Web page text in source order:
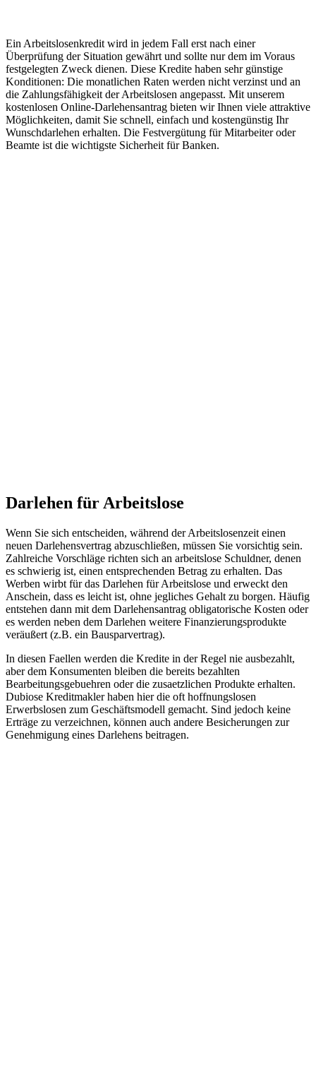
Ein Arbeitslosenkredit wird in jedem Fall erst nach einer
Überprüfung der Situation gewährt und sollte nur dem im Voraus
festgelegten Zweck dienen. Diese Kredite haben sehr günstige
Konditionen: Die monatlichen Raten werden nicht verzinst und an
die Zahlungsfähigkeit der Arbeitslosen angepasst. Mit unserem
kostenlosen Online-Darlehensantrag bieten wir Ihnen viele attraktive
Möglichkeiten, damit Sie schnell, einfach und kostengünstig Ihr
Wunschdarlehen erhalten. Die Festvergütung für Mitarbeiter oder
Beamte ist die wichtigste Sicherheit für Banken.
Darlehen für Arbeitslose
Wenn Sie sich entscheiden, während der Arbeitslosenzeit einen
neuen Darlehensvertrag abzuschließen, müssen Sie vorsichtig sein.
Zahlreiche Vorschläge richten sich an arbeitslose Schuldner, denen
es schwierig ist, einen entsprechenden Betrag zu erhalten. Das
Werben wirbt für das Darlehen für Arbeitslose und erweckt den
Anschein, dass es leicht ist, ohne jegliches Gehalt zu borgen. Häufig
entstehen dann mit dem Darlehensantrag obligatorische Kosten oder
es werden neben dem Darlehen weitere Finanzierungsprodukte
veräußert (z.B. ein Bausparvertrag).
In diesen Faellen werden die Kredite in der Regel nie ausbezahlt,
aber dem Konsumenten bleiben die bereits bezahlten
Bearbeitungsgebuehren oder die zusaetzlichen Produkte erhalten.
Dubiose Kreditmakler haben hier die oft hoffnungslosen
Erwerbslosen zum Geschäftsmodell gemacht. Sind jedoch keine
Erträge zu verzeichnen, können auch andere Besicherungen zur
Genehmigung eines Darlehens beitragen.